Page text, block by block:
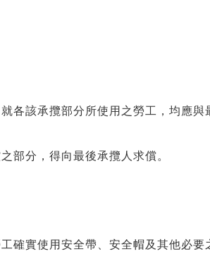
各該承攬部分所使用之勞工，均應
部分，得向最後承攬人求償。
確實使用安全帶、安全帽及其他必